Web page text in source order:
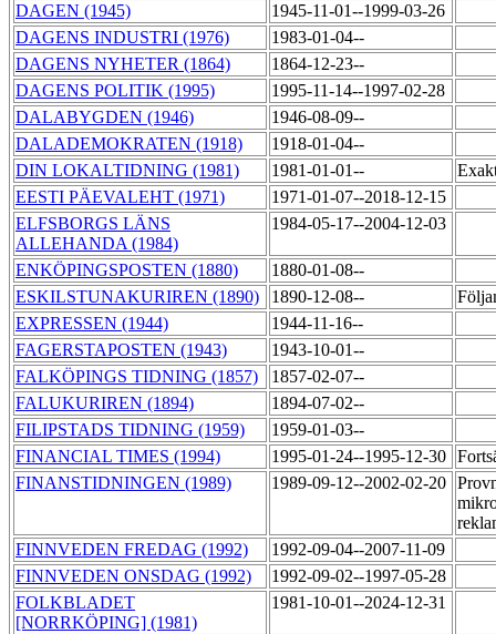
DAGEN (1945)
1945-11-01--1999-03-26
DAGENS INDUSTRI (1976)
1983-01-04--
DAGENS NYHETER (1864)
1864-12-23--
DAGENS POLITIK (1995)
1995-11-14--1997-02-28
DALABYGDEN (1946)
1946-08-09--
DALADEMOKRATEN (1918)
1918-01-04--
DIN LOKALTIDNING (1981)
1981-01-01--
EESTI PÄEVALEHT (1971)
1971-01-07--2018-12-15
ELFSBORGS LÄNS
ALLEHANDA (1984)
1984-05-17--2004-12-03
ENKÖPINGSPOSTEN (1880)
1880-01-08--
ESKILSTUNAKURIREN (1890)
1890-12-08--
EXPRESSEN (1944)
1944-11-16--
FAGERSTAPOSTEN (1943)
1943-10-01--
FALKÖPINGS TIDNING (1857)
1857-02-07--
FALUKURIREN (1894)
1894-07-02--
FILIPSTADS TIDNING (1959)
1959-01-03--
FINANCIAL TIMES (1994)
1995-01-24--1995-12-30
FINANSTIDNINGEN (1989)
1989-09-12--2002-02-20
FINNVEDEN FREDAG (1992)
1992-09-04--2007-11-09
FINNVEDEN ONSDAG (1992)
1992-09-02--1997-05-28
FOLKBLADET
[NORRKÖPING] (1981)
1981-10-01--2024-12-31